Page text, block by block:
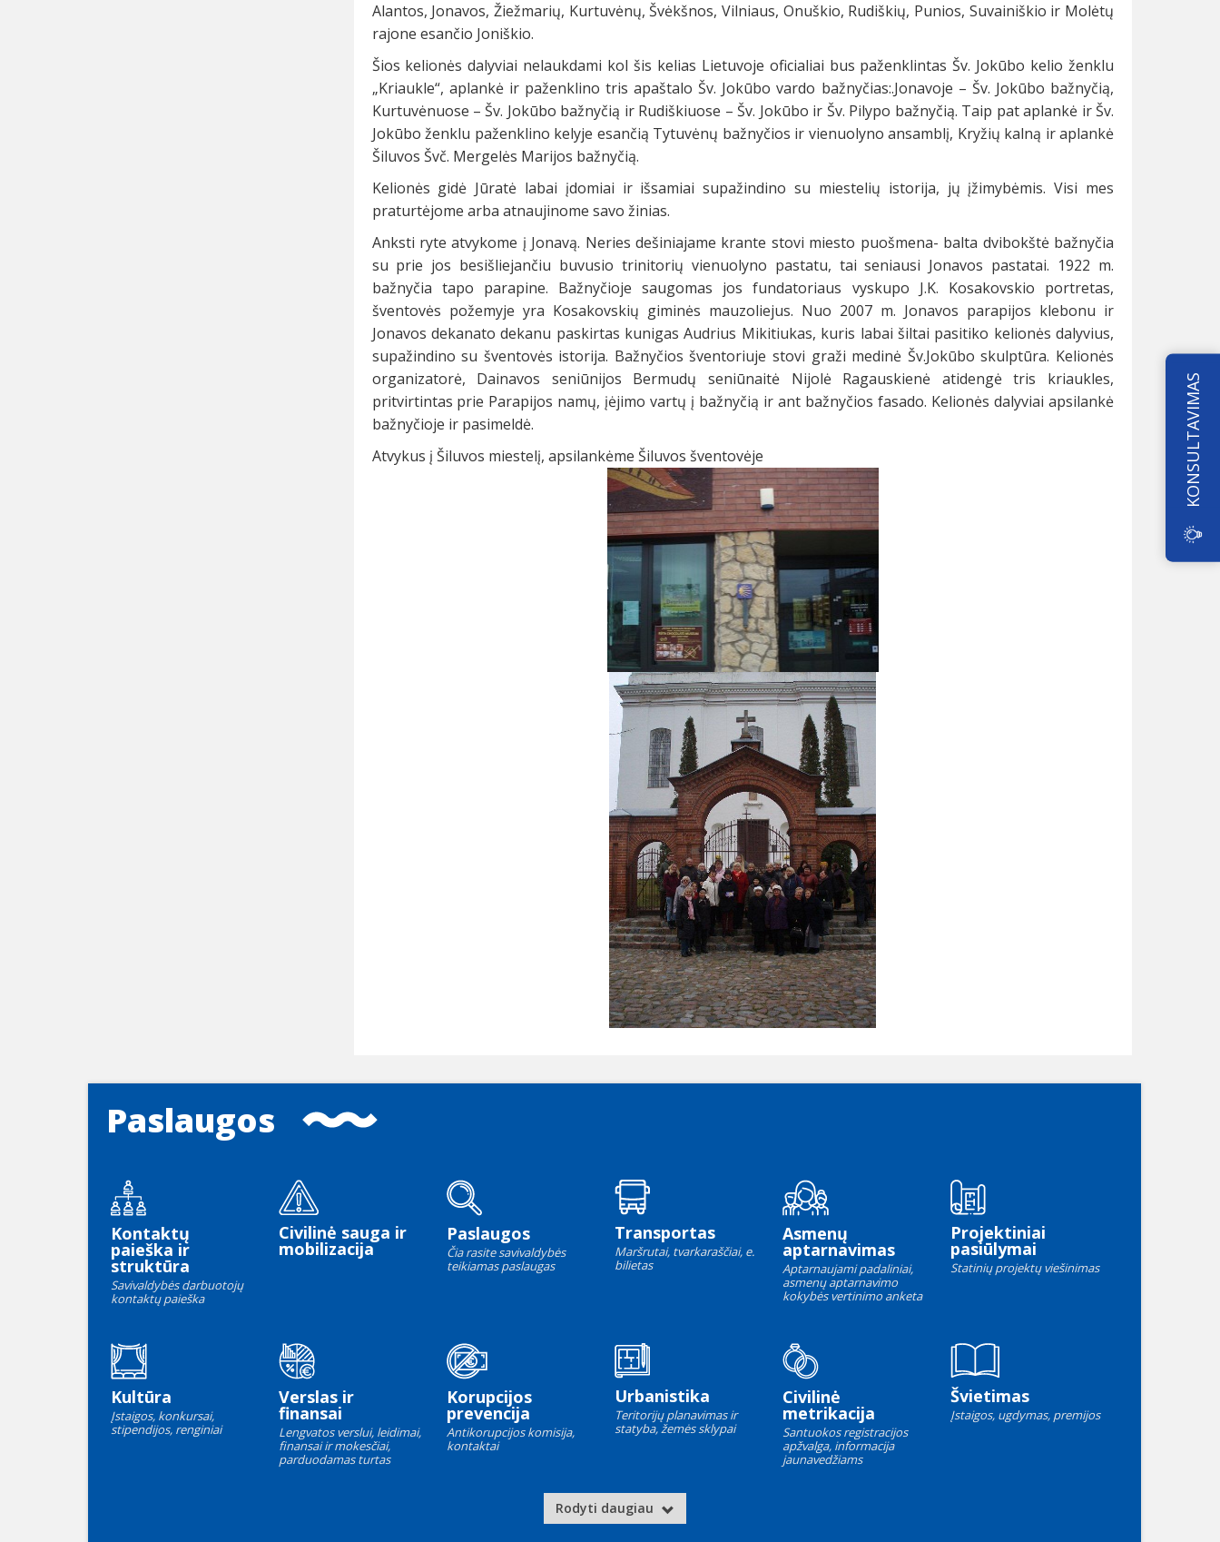
Alantos, Jonavos, Žiežmarių, Kurtuvėnų, Švėkšnos, Vilniaus, Onuškio, Rudiškių, Punios, Suvainiškio ir Molėtų
rajone esančio Joniškio.
Šios kelionės dalyviai nelaukdami kol šis kelias Lietuvoje oficialiai bus paženklintas Šv. Jokūbo kelio ženklu
„Kriaukle“, aplankė ir paženklino tris apaštalo Šv. Jokūbo vardo bažnyčias:.Jonavoje – Šv. Jokūbo bažnyčią,
Kurtuvėnuose – Šv. Jokūbo bažnyčią ir Rudiškiuose – Šv. Jokūbo ir Šv. Pilypo bažnyčią. Taip pat aplankė ir Šv.
Jokūbo ženklu paženklino kelyje esančią Tytuvėnų bažnyčios ir vienuolyno ansamblį, Kryžių kalną ir aplankė
Šiluvos Švč. Mergelės Marijos bažnyčią.
Kelionės gidė Jūratė labai įdomiai ir išsamiai supažindino su miestelių istorija, jų įžimybėmis. Visi mes
praturtėjome arba atnaujinome savo žinias.
Anksti ryte atvykome į Jonavą. Neries dešiniajame krante stovi miesto puošmena- balta dvibokštė bažnyčia
su prie jos besišliejančiu buvusio trinitorių vienuolyno pastatu, tai seniausi Jonavos pastatai. 1922 m.
bažnyčia tapo parapine. Bažnyčioje saugomas jos fundatoriaus vyskupo J.K. Kosakovskio portretas,
šventovės požemyje yra Kosakovskių giminės mauzoliejus. Nuo 2007 m. Jonavos parapijos klebonu ir
Jonavos dekanato dekanu paskirtas kunigas Audrius Mikitiukas, kuris labai šiltai pasitiko kelionės dalyvius,
supažindino su šventovės istorija. Bažnyčios šventoriuje stovi graži medinė Šv.Jokūbo skulptūra. Kelionės
organizatorė, Dainavos seniūnijos Bermudų seniūnaitė Nijolė Ragauskienė atidengė tris kriaukles,
pritvirtintas prie Parapijos namų, įėjimo vartų į bažnyčią ir ant bažnyčios fasado. Kelionės dalyviai apsilankė
bažnyčioje ir pasimeldė.
Atvykus į Šiluvos miestelį, apsilankėme Šiluvos šventovėje
Paslaugos
Kontaktų
paieška ir
struktūra
Savivaldybės darbuotojų
kontaktų paieška
Civilinė sauga ir
mobilizacija
Paslaugos
Čia rasite savivaldybės
teikiamas paslaugas
Transportas
Maršrutai, tvarkaraščiai, e.
bilietas
Asmenų
aptarnavimas
Aptarnaujami padaliniai,
asmenų aptarnavimo
kokybės vertinimo anketa
Projektiniai
pasiūlymai
Statinių projektų viešinimas
Kultūra
Įstaigos, konkursai,
stipendijos, renginiai
Verslas ir
finansai
Lengvatos verslui, leidimai,
finansai ir mokesčiai,
parduodamas turtas
Korupcijos
prevencija
Antikorupcijos komisija,
kontaktai
Urbanistika
Teritorijų planavimas ir
statyba, žemės sklypai
Civilinė
metrikacija
Santuokos registracijos
apžvalga, informacija
jaunavedžiams
Švietimas
Įstaigos, ugdymas, premijos
Rodyti daugiau
KONSULTAVIMAS